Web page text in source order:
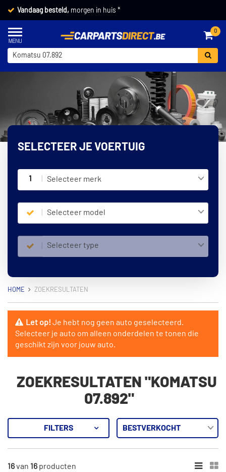
Vandaag besteld, morgen in huis *
0
SELECTEER JE VOERTUIG
1 Selecteer merk
Selecteer model
Selecteer type
HOME ZOEKRESULTATEN
Let op!Je hebt nog geen auto geselecteerd.
Selecteer je auto om alleen onderdelen te tonen die
geschikt zijn voor jouw auto.
ZOEKRESULTATEN "KOMATSU
07.892"
FILTERS
16Resultaten
16van 16 producten